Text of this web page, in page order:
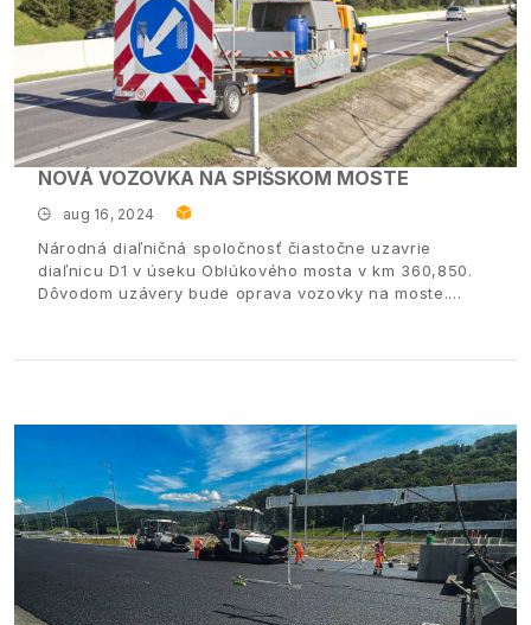
NOVÁ VOZOVKA NA SPIŠSKOM MOSTE
aug 16, 2024
Národná diaľničná spoločnosť čiastočne uzavrie
diaľnicu D1 v úseku Oblúkového mosta v km 360,850.
Dôvodom uzávery bude oprava vozovky na moste.